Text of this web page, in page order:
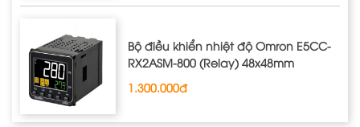
Bộ điều khiển nhiệt độ Omron E5CC-
RX2ASM-800 (Relay) 48x48mm
1.300.000đ